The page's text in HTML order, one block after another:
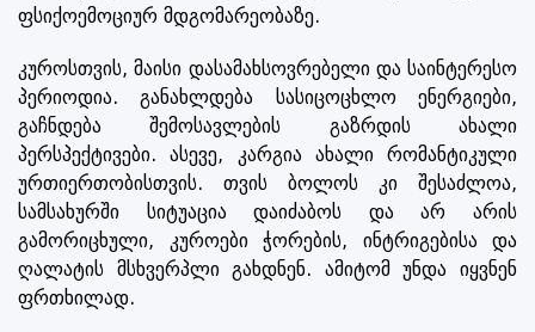
ფსიქოემოციურ მდგომარეობაზე.
კუროსთვის, მაისი დასამახსოვრებელი და საინტერესო
პერიოდია. განახლდება სასიცოცხლო ენერგიები,
გაჩნდება შემოსავლების გაზრდის ახალი
პერსპექტივები. ასევე, კარგია ახალი რომანტიკული
ურთიერთობისთვის. თვის ბოლოს კი შესაძლოა,
სამსახურში სიტუაცია დაიძაბოს და არ არის
გამორიცხული, კუროები ჭორების, ინტრიგებისა და
ღალატის მსხვერპლი გახდნენ. ამიტომ უნდა იყვნენ
ფრთხილად.